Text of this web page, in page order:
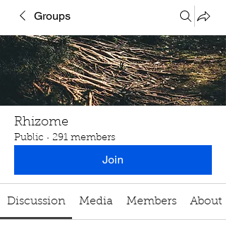
Groups
Rhizome
Public · 291 members
Join
Discussion Media Members About